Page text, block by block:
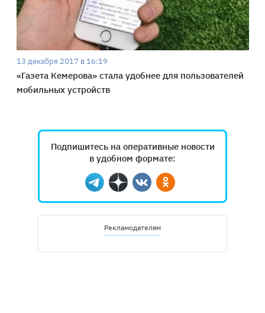
13 декабря 2017 в 16:19
«Газета Кемерова» стала удобнее для пользователей
мобильных устройств
Подпишитесь на оперативные новости
в удобном формате:
Telegram
ДзенВконтактеОдноклассники
Рекламодателям